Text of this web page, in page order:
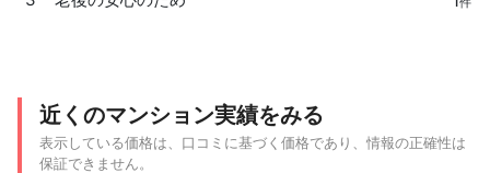
近くのマンション実績をみる
表示している価格は、口コミに基づく価格であり、情報の正確性は
保証できません。